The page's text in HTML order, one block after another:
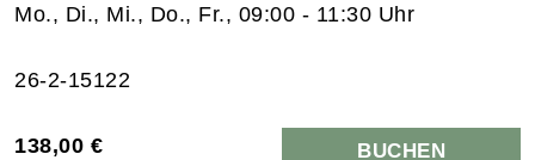
Mo., Di., Mi., Do., Fr., 09:00 - 11:30 Uhr
26-2-15122
138,00 € BUCHEN